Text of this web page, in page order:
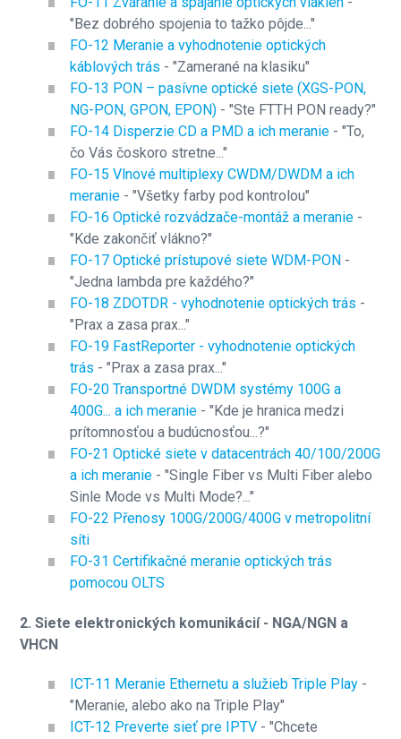
"Bez dobrého spojenia to tažko pôjde..."
FO-12 Meranie a vyhodnotenie optických
káblových trás - "Zamerané na klasiku"
FO-13 PON – pasívne optické siete (XGS-PON,
NG-PON, GPON, EPON) - "Ste FTTH PON ready?"
FO-14 Disperzie CD a PMD a ich meranie - "To,
čo Vás čoskoro stretne..."
FO-15 Vlnové multiplexy CWDM/DWDM a ich
meranie - "Všetky farby pod kontrolou"
FO-16 Optické rozvádzače-montáž a meranie -
"Kde zakončiť vlákno?"
FO-17 Optické prístupové siete WDM-PON -
"Jedna lambda pre každého?"
FO-18 ZDOTDR - vyhodnotenie optických trás -
"Prax a zasa prax..."
FO-19 FastReporter - vyhodnotenie optických
trás - "Prax a zasa prax..."
FO-20 Transportné DWDM systémy 100G a
400G... a ich meranie - "Kde je hranica medzi
prítomnosťou a budúcnosťou...?"
FO-21 Optické siete v datacentrách 40/100/200G
a ich meranie - "Single Fiber vs Multi Fiber alebo
Sinle Mode vs Multi Mode?..."
FO-22 Přenosy 100G/200G/400G v metropolitní
síti
FO-31 Certifikačné meranie optických trás
pomocou OLTS
2. Siete elektronických komunikácií - NGA/NGN a
VHCN
ICT-11 Meranie Ethernetu a služieb Triple Play -
"Meranie, alebo ako na Triple Play"
ICT-12 Preverte sieť pre IPTV - "Chcete